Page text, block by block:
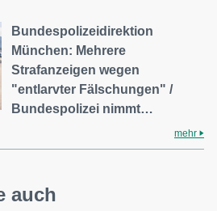
Bundespolizeidirektion
München: Mehrere
Strafanzeigen wegen
"entlarvter Fälschungen" /
Bundespolizei nimmt…
mehr
auch